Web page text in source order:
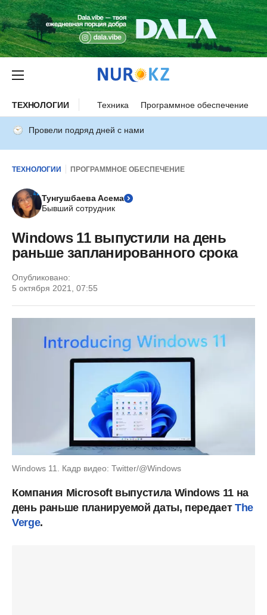
ТЕХНОЛОГИИ Техника Программное обеспечение
Провели подряд дней с нами
ТЕХНОЛОГИИ ПРОГРАММНОЕ ОБЕСПЕЧЕНИЕ
Тунгушбаева Асема
Бывший сотрудник
Windows 11 выпустили на день
раньше запланированного срока
Опубликовано:
5 октября 2021, 07:55
Windows 11. Кадр видео: Twitter/@Windows
Компания Microsoft выпустила Windows 11 на
день раньше планируемой даты, передает The
Verge.